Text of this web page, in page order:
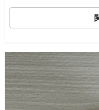
SOLD OUT